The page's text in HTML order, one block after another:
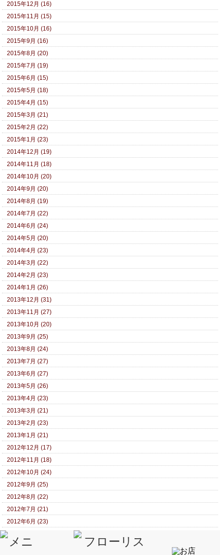
2015年12月 (16)
2015年11月 (15)
2015年10月 (16)
2015年9月 (16)
2015年8月 (20)
2015年7月 (19)
2015年6月 (15)
2015年5月 (18)
2015年4月 (15)
2015年3月 (21)
2015年2月 (22)
2015年1月 (23)
2014年12月 (19)
2014年11月 (18)
2014年10月 (20)
2014年9月 (20)
2014年8月 (19)
2014年7月 (22)
2014年6月 (24)
2014年5月 (20)
2014年4月 (23)
2014年3月 (22)
2014年2月 (23)
2014年1月 (26)
2013年12月 (31)
2013年11月 (27)
2013年10月 (20)
2013年9月 (25)
2013年8月 (24)
2013年7月 (27)
2013年6月 (27)
2013年5月 (26)
2013年4月 (23)
2013年3月 (21)
2013年2月 (23)
2013年1月 (21)
2012年12月 (17)
2012年11月 (18)
2012年10月 (24)
2012年9月 (25)
2012年8月 (22)
2012年7月 (21)
2012年6月 (23)
2012年5月 (20)
2012年4月 (21)